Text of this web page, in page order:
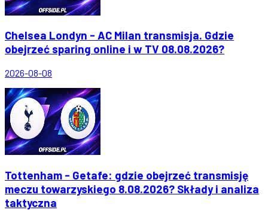
Chelsea Londyn - AC Milan transmisja. Gdzie
obejrzeć sparing online i w TV 08.08.2026?
2026-08-08
Tottenham - Getafe: gdzie obejrzeć transmisję
meczu towarzyskiego 8.08.2026? Składy i analiza
taktyczna